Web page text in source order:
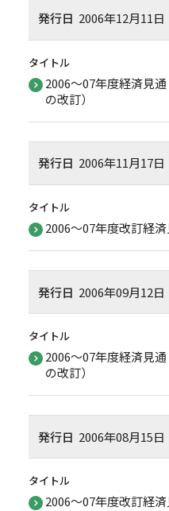
発行日 2006年12月11日
タイトル
2006～07年度経済見
の改訂）
発行日 2006年11月17日
タイトル
2006～07年度改訂経
発行日 2006年09月12日
タイトル
2006～07年度経済見
の改訂）
発行日 2006年08月15日
タイトル
2006～07年度改訂経